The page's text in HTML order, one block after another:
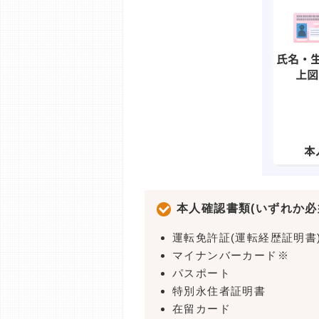
本人確認書類(いずれか
運転免許証(運転経歴証明
マイナンバーカード※
パスポート
特別永住者証明書
在留カード